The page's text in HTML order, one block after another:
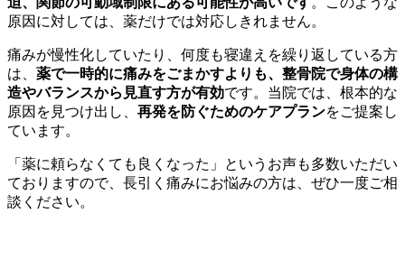
原因に対しては、薬だけでは対応しきれません。
痛みが慢性化していたり、何度も寝違えを繰り返している方
は、 薬で一時的に痛みをごまかすよりも、整骨院で身体の構
造やバランスから見直す方が有効です。当院では、根本的な
原因を見つけ出し、 再発を防ぐためのケアプランをご提案し
ています。
「薬に頼らなくても良くなった」というお声も多数いただい
ておりますので、長引く痛みにお悩みの方は、ぜひ一度ご相
談ください。